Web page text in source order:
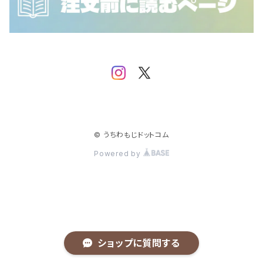
ショップに質問する
NCT WISH
SF9
TOMORROW X TOGETHER
iKON
© うちわもじドットコム
Powered by